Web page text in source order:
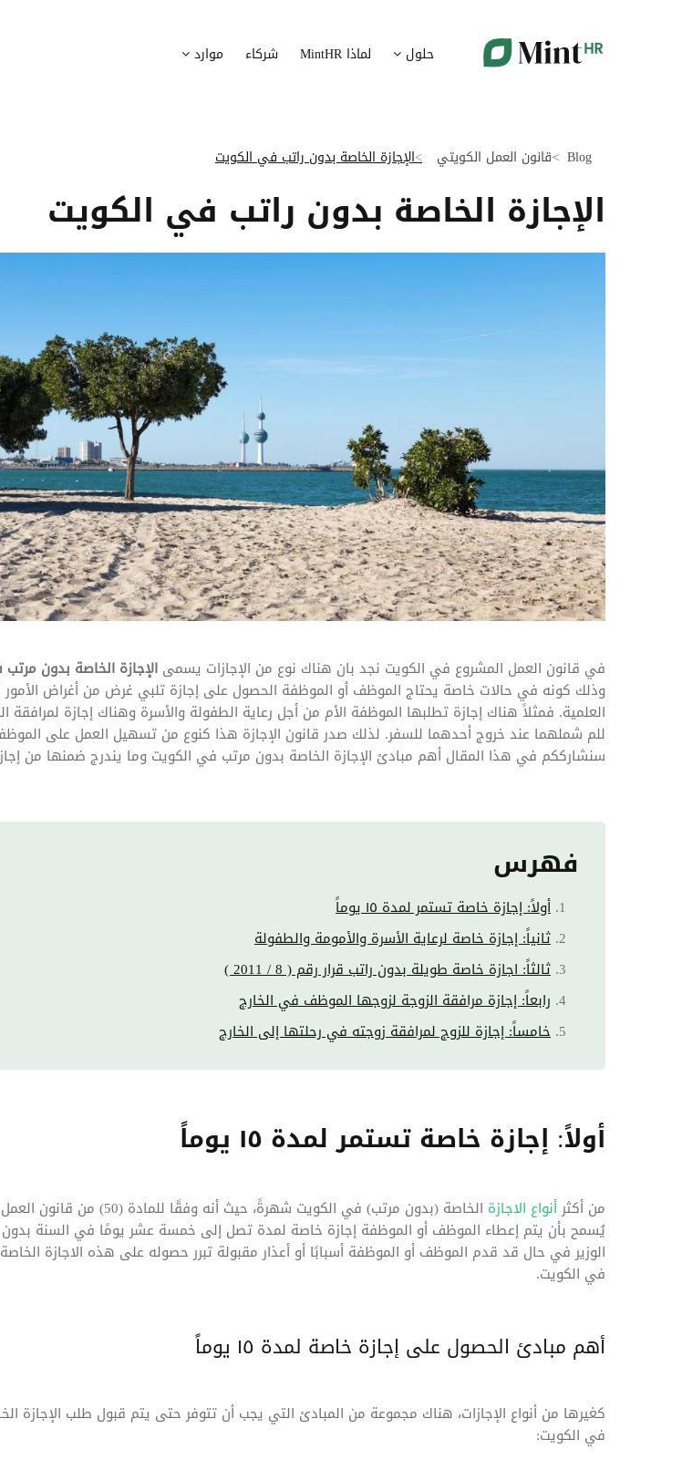
حلول لماذا MintHR شركاء موارد
Blog قانون العمل الكويتي الإجازة الخاصة بدون راتب في الكويت
الإجازة الخاصة بدون راتب في الكويت
في قانون العمل المشروع في الكويت نجد بان هناك نوع من الإجازات يسمى الإجازة الخاصة بدون
وذلك كونه في حالات خاصة يحتاج الموظف أو الموظفة الحصول على إجازة تلبي غرض من أغراض الأمور
العلمية. فمثلاً هناك إجازة تطلبها الموظفة الأم من أجل رعاية الطفولة والأسرة وهناك إجازة لمرافقة
للم شملهما عند خروج أحدهما للسفر. لذلك صدر قانون الإجازة هذا كنوع من تسهيل العمل على
سنشارككم في هذا المقال أهم مبادئ الإجازة الخاصة بدون مرتب في الكويت وما يندرج ضمنها من
فهرس
أولاً: إجازة خاصة تستمر لمدة ١٥ يوماً
ثانياً: إجازة خاصة لرعاية الأسرة والأمومة والطفولة
ثالثاً: اجازة خاصة طويلة بدون راتب قرار رقم ( 8 / 2011 )
رابعاً: إجازة مرافقة الزوجة لزوجها الموظف في الخارج
خامساً: إجازة للزوج لمرافقة زوجته في رحلتها إلى الخارج
أولاً: إجازة خاصة تستمر لمدة ١٥ يوماً
من أكثر أنواع الاجازة
الخاصة (بدون مرتب) في الكويت شهرةً، حيث أنه
يُسمح بأن يتم إعطاء الموظف أو الموظفة إجازة خاصة لمدة تصل إلى خمسة عشر يومًا في السنة
الوزير في حال قد قدم الموظف أو الموظفة أسبابًا أو أعذار مقبولة تبرر حصوله على هذه الاجازة
في الكويت.
أهم مبادئ الحصول على إجازة خاصة لمدة ١٥ يوماً
كغيرها من أنواع الإجازات، هناك مجموعة من المبادئ التي يجب أن تتوفر حتى يتم قبول طلب الإجازة
في الكويت:
بيانات الموارد البشرية ممركزة في بوابة واحدة قم برقمنة عملية التوظيف الخاصة بك
قم بإدارة الوثائق الإدارية بشكل أوتوماتيكي ضمان متابعة أفضل لمسارات تدريب موظفيك
تحسين متابعة مهام وقوائم التحقق الخاصة
تتبع التأمين الصحي
قم بتتبع طلبات استرداد تكاليف الرعاية